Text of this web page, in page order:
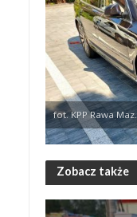
fot. KPP Rawa Maz.
Zobacz także